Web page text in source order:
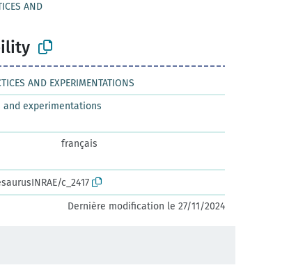
AND
AND EXPERIMENTATIONS
and experimentations
français
c_2417
Dernière modification le 27/11/2024